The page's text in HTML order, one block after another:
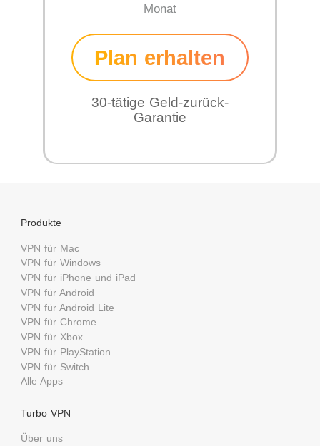
Monat
Plan erhalten
30-tätige Geld-zurück-
Garantie
Produkte
VPN für Mac
VPN für Windows
VPN für iPhone und iPad
VPN für Android
VPN für Android Lite
VPN für Chrome
VPN für Xbox
VPN für PlayStation
VPN für Switch
Alle Apps
Turbo VPN
Über uns